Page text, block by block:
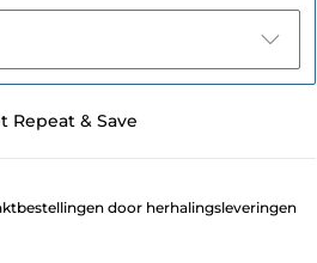
Repeat & Save
door herhalingsleveringen